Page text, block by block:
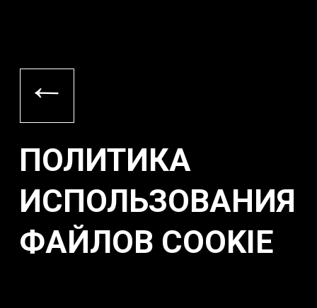
→
ИСПОЛЬЗОВАНИЯ
ФАЙЛОВ COOKIE